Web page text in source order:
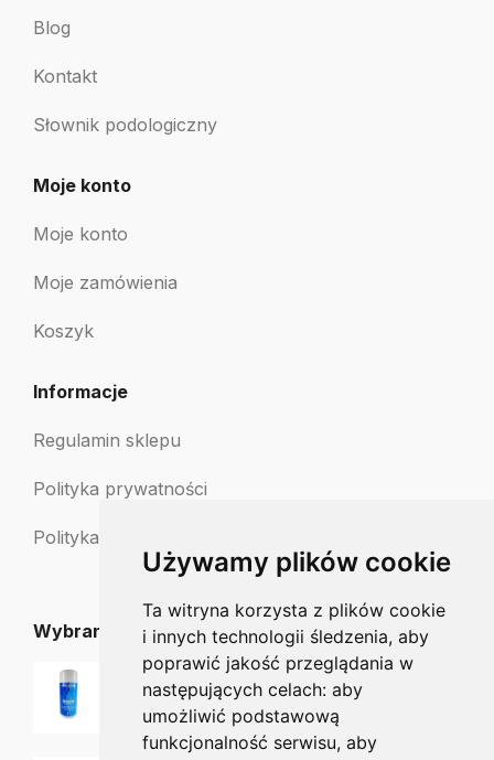
Używamy plików cookie
Ta witryna korzysta z plików cookie
i innych technologii śledzenia, aby
poprawić jakość przeglądania w
następujących celach: aby
umożliwić podstawową
funkcjonalność serwisu, aby
Blog
Kontakt
Słownik podologiczny
Moje konto
Moje konto
Moje zamówienia
Koszyk
Informacje
Regulamin sklepu
Polityka prywatności
Polityka zwrotów
Wybrane dla Ciebie
ASEPTA AKILEINE® Olejek do kąpieli 150 ml
56.00zł